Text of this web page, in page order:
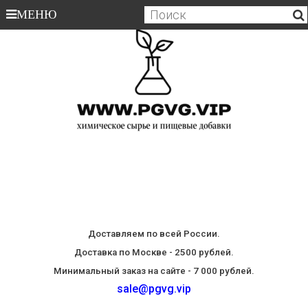
МЕНЮ
Доставляем по всей России.
Доставка по Москве - 2500 рублей.
Минимальный заказ на сайте - 7 000 рублей.
sale@pgvg.vip